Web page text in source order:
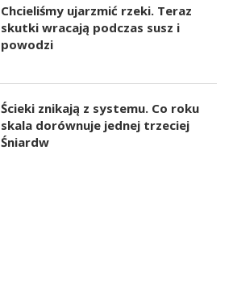
Chcieliśmy ujarzmić rzeki. Teraz
skutki wracają podczas susz i
powodzi
Ścieki znikają z systemu. Co roku
skala dorównuje jednej trzeciej
Śniardw